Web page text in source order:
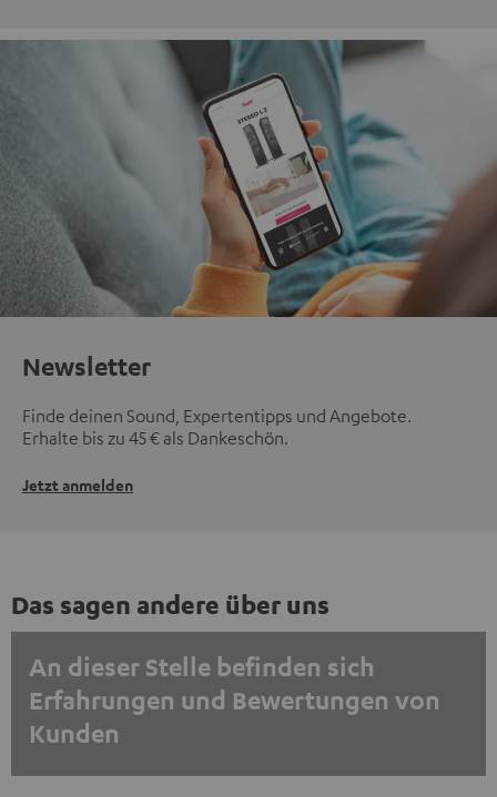
Newsletter
Finde deinen Sound, Expertentipps und Angebote.
Erhalte bis zu 45 € als Dankeschön.
Jetzt anmelden
Das sagen andere über uns
An dieser Stelle befinden sich
Erfahrungen und Bewertungen von
Kunden